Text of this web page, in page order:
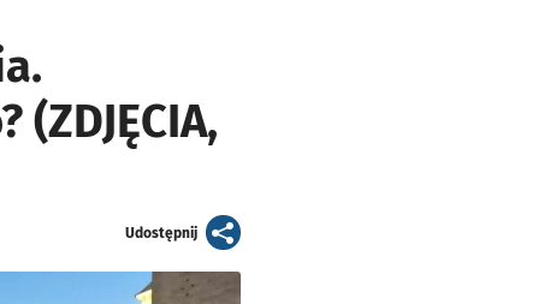
Udostępnijartykuł